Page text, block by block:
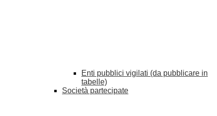
Enti pubblici vigilati (da pubblicare in
tabelle)
Società partecipate